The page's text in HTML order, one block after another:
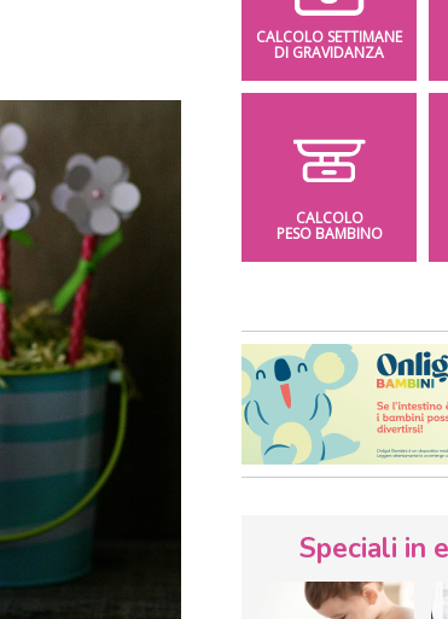
CALCOLO SETTIMANE
DI GRAVIDANZA
CALCOLO
PESO BAMBINO
Speciali in